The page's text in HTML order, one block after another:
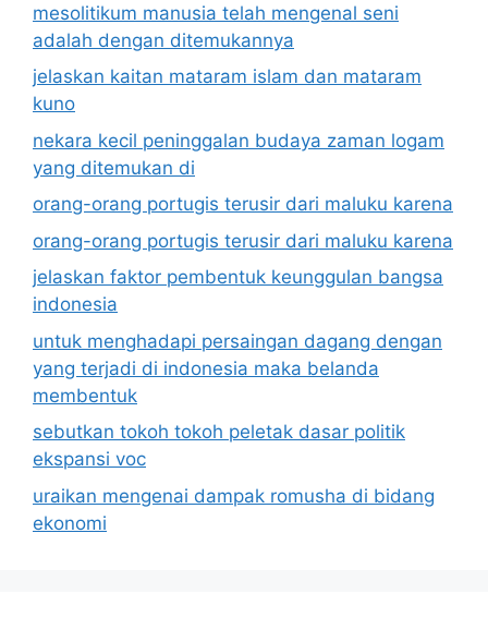
mesolitikum manusia telah mengenal seni
adalah dengan ditemukannya
jelaskan kaitan mataram islam dan mataram
kuno
nekara kecil peninggalan budaya zaman logam
yang ditemukan di
orang-orang portugis terusir dari maluku karena
orang-orang portugis terusir dari maluku karena
jelaskan faktor pembentuk keunggulan bangsa
indonesia
untuk menghadapi persaingan dagang dengan
yang terjadi di indonesia maka belanda
membentuk
sebutkan tokoh tokoh peletak dasar politik
ekspansi voc
uraikan mengenai dampak romusha di bidang
ekonomi